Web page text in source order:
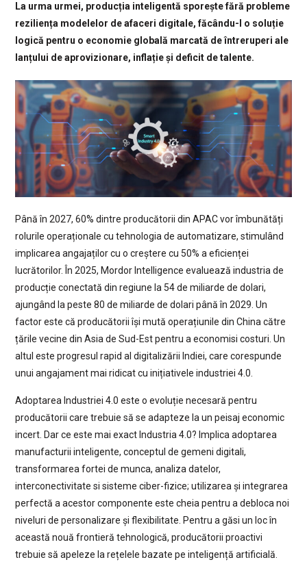
La urma urmei, producția inteligentă sporește fără probleme
reziliența modelelor de afaceri digitale, făcându-l o soluție
logică pentru o economie globală marcată de întreruperi ale
lanțului de aprovizionare, inflație și deficit de talente.
Până în 2027, 60% dintre producătorii din APAC vor îmbunătăți
rolurile operaționale cu tehnologia de automatizare, stimulând
implicarea angajaților cu o creștere cu 50% a eficienței
lucrătorilor. În 2025, Mordor Intelligence evaluează industria de
producție conectată din regiune la 54 de miliarde de dolari,
ajungând la peste 80 de miliarde de dolari până în 2029. Un
factor este că producătorii își mută operațiunile din China către
țările vecine din Asia de Sud-Est pentru a economisi costuri. Un
altul este progresul rapid al digitalizării Indiei, care corespunde
unui angajament mai ridicat cu inițiativele industriei 4.0.
Adoptarea Industriei 4.0 este o evoluție necesară pentru
producătorii care trebuie să se adapteze la un peisaj economic
incert. Dar ce este mai exact Industria 4.0? Implica adoptarea
manufacturii inteligente, conceptul de gemeni digitali,
transformarea fortei de munca, analiza datelor,
interconectivitate si sisteme ciber-fizice; utilizarea și integrarea
perfectă a acestor componente este cheia pentru a debloca noi
niveluri de personalizare și flexibilitate. Pentru a găsi un loc în
această nouă frontieră tehnologică, producătorii proactivi
trebuie să apeleze la rețelele bazate pe inteligență artificială.